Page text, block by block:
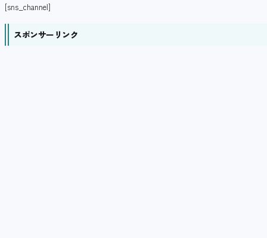
[sns_channel]
スポンサーリンク